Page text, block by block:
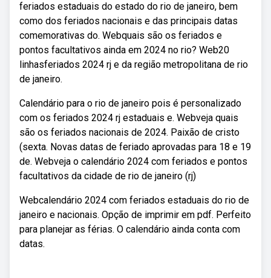
feriados estaduais do estado do rio de janeiro, bem
como dos feriados nacionais e das principais datas
comemorativas do. Webquais são os feriados e
pontos facultativos ainda em 2024 no rio? Web20
linhasferiados 2024 rj e da região metropolitana de rio
de janeiro.
Calendário para o rio de janeiro pois é personalizado
com os feriados 2024 rj estaduais e. Webveja quais
são os feriados nacionais de 2024. Paixão de cristo
(sexta. Novas datas de feriado aprovadas para 18 e 19
de. Webveja o calendário 2024 com feriados e pontos
facultativos da cidade de rio de janeiro (rj)
Webcalendário 2024 com feriados estaduais do rio de
janeiro e nacionais. Opção de imprimir em pdf. Perfeito
para planejar as férias. O calendário ainda conta com
datas.